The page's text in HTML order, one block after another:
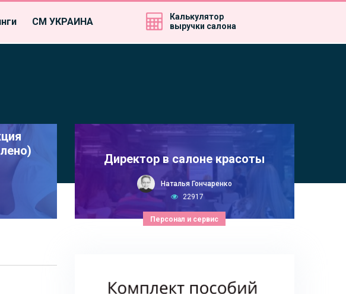
СМ УКРАИНА
Калькулятор
выручки салона
Персонал и сервис
Директор в салоне красоты
Наталья Гончаренко
22917